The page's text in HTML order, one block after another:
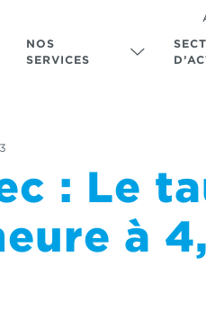
NOS
SERVICES
: Le
à